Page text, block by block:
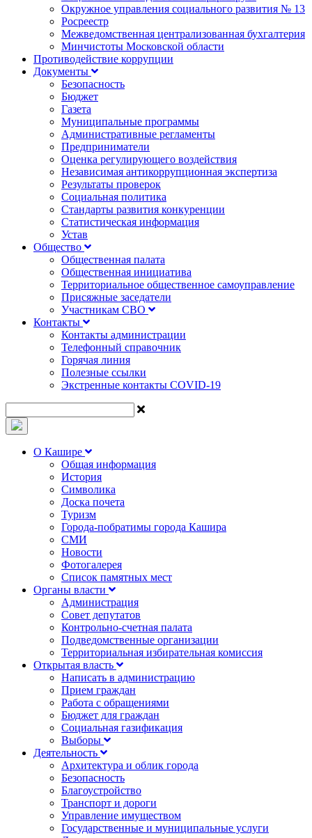
Окружное управления социального развития № 13
Росреестр
Межведомственная централизованная бухгалтерия
Минчистоты Московской области
Противодействие коррупции
Документы
Безопасность
Бюджет
Газета
Муниципальные программы
Административные регламенты
Предприниматели
Оценка регулирующего воздействия
Независимая антикоррупционная экспертиза
Результаты проверок
Социальная политика
Стандарты развития конкуренции
Статистическая информация
Устав
Общество
Общественная палата
Общественная инициатива
Территориальное общественное самоуправление
Присяжные заседатели
Участникам СВО
Контакты
Контакты администрации
Телефонный справочник
Горячая линия
Полезные ссылки
Экстренные контакты COVID-19
О Кашире
Общая информация
История
Символика
Доска почета
Туризм
Города-побратимы города Кашира
СМИ
Новости
Фотогалерея
Список памятных мест
Органы власти
Администрация
Совет депутатов
Контрольно-счетная палата
Подведомственные организации
Территориальная избирательная комиссия
Открытая власть
Написать в администрацию
Прием граждан
Работа с обращениями
Бюджет для граждан
Социальная газификация
Выборы
Деятельность
Архитектура и облик города
Безопасность
Благоустройство
Транспорт и дороги
Управление имуществом
Государственные и муниципальные услуги